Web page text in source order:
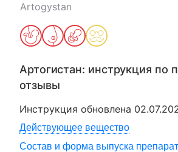
Artogystan
Артогистан: инструкция по
отзывы
Инструкция обновлена
Действующее вещество
Состав и форма выпуска